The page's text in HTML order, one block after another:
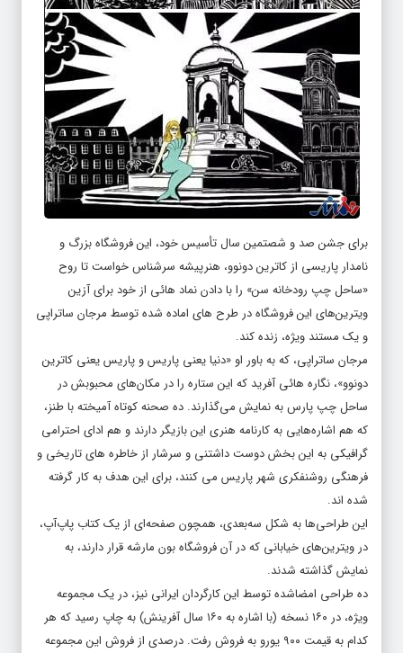
برای جشن صد و شصتمین سال تأسیس خود، این فروشگاه بزرگ و
نامدار پاریسی از کاترین دونوو، هنرپیشه سرشناس خواست تا روح
«ساحل چپ رودخانه سن» را با دادن نماد هائی از خود برای آزین
ویترین‌های این فروشگاه در طرح های اماده شده توسط مرجان ساتراپی
و یک مستند ویژه، زنده کند.
مرجان ساتراپی، که به باور او «دنیا یعنی پاریس و پاریس یعنی کاترین
دونوو»، نگاره هائی آفرید که این ستاره را در مکان‌های محبوبش در
ساحل چپ پارس به نمایش می‌گذارند. ده صحنه کوتاه آمیخته با طنز،
که هم اشاره‌هایی به کارنامه هنری این بازیگر دارند و هم ادای احترامی
گرافیکی به این بخش دوست داشتنی و سرشار از خاطره های تاریخی و
فرهنگی روشنفکری شهر پاریس می کنند، برای این هدف به کار گرفته
شده اند.
این طراحی‌ها به‌ شکل سه‌بعدی، همچون صفحه‌ای از یک کتاب پاپ‌آپ،
در ویترین‌های خیابانی که در آن فروشگاه بون مارشه قرار دارند، به
نمایش گذاشته شدند.
ده طراحی امضاشده توسط این کارگردان ایرانی نیز، در یک مجموعه
ویژه، در ۱۶۰ نسخه (با اشاره به ۱۶۰ سال آفرینش) به چاپ رسید که هر
کدام به قیمت ۹۰۰ یورو به فروش رفت. درصدی از فروش این مجموعه